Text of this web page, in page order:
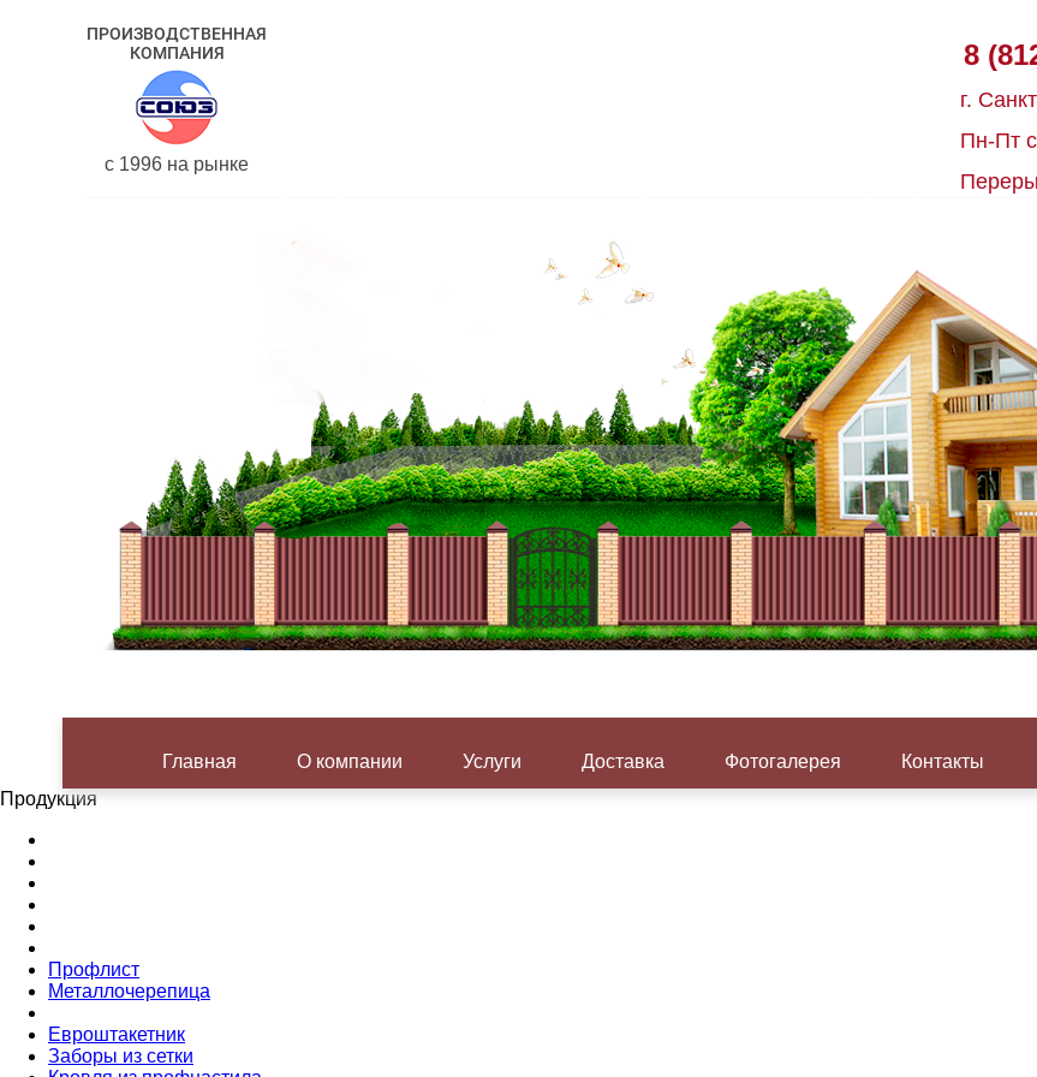
ПРОИЗВОДСТВЕННАЯ
КОМПАНИЯ
c 1996 на рынке
8
г.
Пн-Пт
Главная О компании Услуги Доставка Фотогалерея Контакты
Продукция
Профлист
Металлочерепица
Евроштакетник
Заборы из сетки